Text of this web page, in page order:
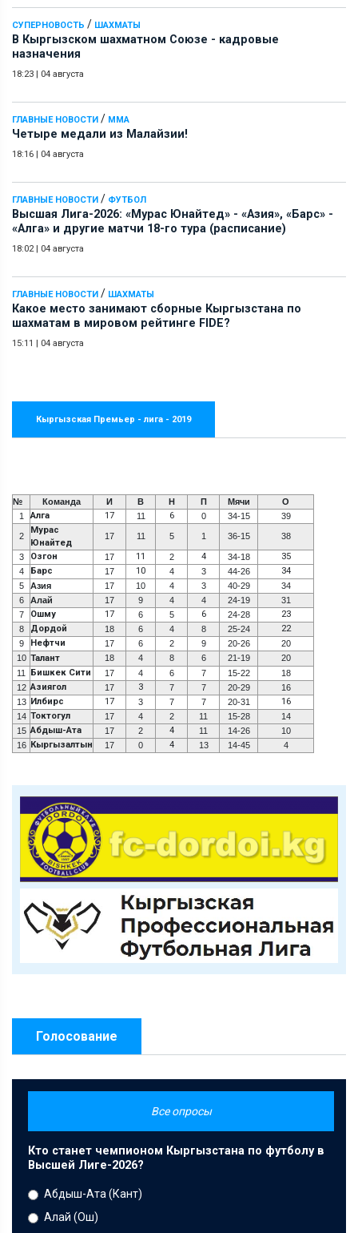
СУПЕРНОВОСТЬ / ШАХМАТЫ
В Кыргызском шахматном Союзе - кадровые
назначения
18:23 | 04 августа
ГЛАВНЫЕ НОВОСТИ / ММА
Четыре медали из Малайзии!
18:16 | 04 августа
ГЛАВНЫЕ НОВОСТИ / ФУТБОЛ
Высшая Лига-2026: «Мурас Юнайтед» - «Азия», «Барс» -
«Алга» и другие матчи 18-го тура (расписание)
18:02| 04 августа
ГЛАВНЫЕ НОВОСТИ / ШАХМАТЫ
Какое место занимают сборные Кыргызстана по
шахматам в мировом рейтинге FIDE?
15:11 | 04 августа
Кыргызская Премьер - лига - 2019
№ Команда И В Н П Мячи
О
1
Алга 17 11 6 0 34-15 39
2
Мурас
Юнайтед
17 11 5 1 36-15 38
3 Озгон 17 11 2 4 34-18 35
4 Барс 17 10 4 3 44-26 34
5 Азия 17 10 4 3 40-29
34
6
Алай 17 9 4 4 24-19
31
7
Ошму 17 6 5 6 24-28 23
8 Дордой 18 6 4 8 25-24 22
9 Нефтчи 17 6 2 9 20-26
20
10 Талант 18 4 8 6 21-19
20
11
Бишкек Сити 17 4 6 7 15-22
18
12 Азиягол 17 3 7 7 20-29
16
13 Илбирс 17 3 7 7 20-31 16
14 Токтогул 17 4 2 11 15-28
14
15 Абдыш-Ата 17 2 4 11 14-26
10
16 Кыргызалтын 17 0 4 13 14-45 4
Голосование
Все опросы
Кто станет чемпионом Кыргызстана по футболу в
Высшей Лиге-2026?
Абдыш-Ата (Кант)
Алай (Ош)